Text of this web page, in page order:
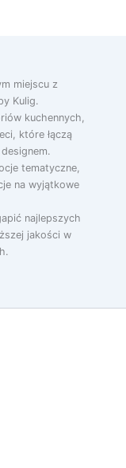
miejscu z
Kulig.
kuchennych,
które łączą
tematyczne,
na wyjątkowe
najlepszych
jakości w